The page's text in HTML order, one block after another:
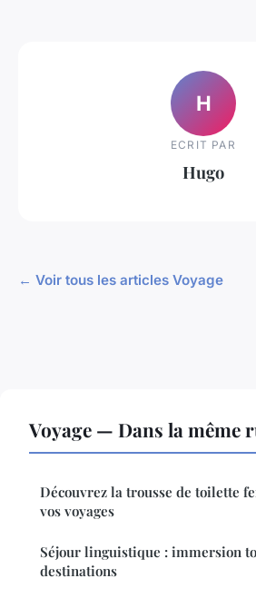
H
ECRIT PAR
Hugo
← Voir tous les articles Voyage
Voyage — Dans la même
Découvrez la trousse de toilette
vos voyages
Séjour linguistique : immersion
destinations